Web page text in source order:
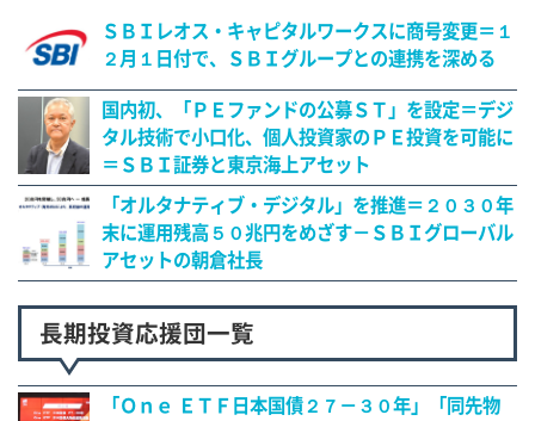
ＳＢＩレオス・キャピタルワークスに商号変更＝１
２月１日付で、ＳＢＩグループとの連携を深める
国内初、「ＰＥファンドの公募ＳＴ」を設定＝デジ
タル技術で小口化、個人投資家のＰＥ投資を可能に
＝ＳＢＩ証券と東京海上アセット
「オルタナティブ・デジタル」を推進＝２０３０年
末に運用残高５０兆円をめざす－ＳＢＩグローバル
アセットの朝倉社長
長期投資応援団一覧
「Ｏｎｅ ＥＴＦ日本国債２７－３０年」「同先物